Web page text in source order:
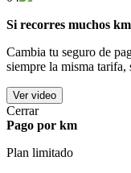
Si recorres muchos km
Cambia tu seguro de
siempre la misma
Ver video
Cerrar
Pago por km
Plan limitado